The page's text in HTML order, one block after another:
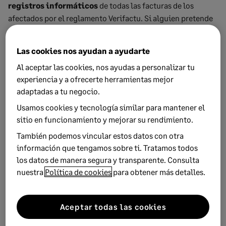
registros informáticos de todas las facturas de los
afectados por el reglamento Verifactu. Si alguien pretende
manipular sus sistemas, sería uno de los elementos que le
incluir cada registro son los primeros 64 caracteres del
hash del registro anterior. Si alteras algo irregularmente, ya
no casarán los datos.
¿Se prevé que Verifactu
traiga nuevos cambios a la
fiscalidad empresarial?
En principio, servirá paraafinar cada vez más los planes
de control tributariode pymes y autónomos. Además,
detallada. Eso servirá tanto para mejorar los servicios de
asistencia como para poder diseñar nuevas reformas.
Las cookies nos ayudan a ayudarte
Al aceptar las cookies, nos ayudas a personalizar tu
experiencia y a ofrecerte herramientas mejor
adaptadas a tu negocio.
Usamos cookies y tecnología similar para mantener el
sitio en funcionamiento y mejorar su rendimiento.
También podemos vincular estos datos con otra
información que tengamos sobre ti. Tratamos todos
los datos de manera segura y transparente. Consulta
nuestra Política de cookies para obtener más detalles.
Aceptar todas las cookies